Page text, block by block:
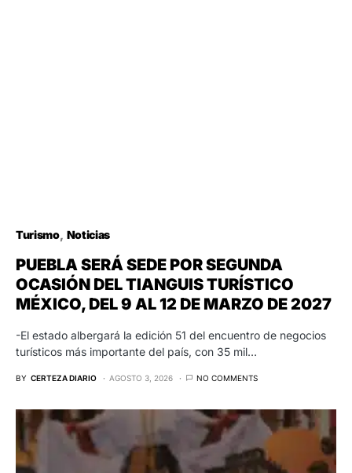
Turismo Noticias
PUEBLA SERÁ SEDE POR SEGUNDA
OCASIÓN DEL TIANGUIS TURÍSTICO
MÉXICO, DEL 9 AL 12 DE MARZO DE 2027
-El estado albergará la edición 51 del encuentro de negocios
turísticos más importante del país, con 35 mil…
BY CERTEZA DIARIO AGOSTO 3, 2026 NO COMMENTS